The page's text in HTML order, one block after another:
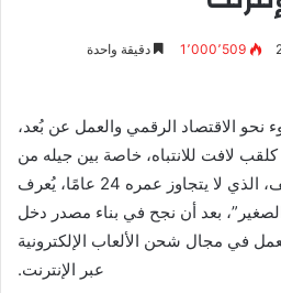
1٬000٬509 دقيقة واحدة
الاقتصاد الرقمي والعمل عن بُعد،
لافت للانتباه، خاصة بين جيله من
المراهقين والشباب. يوسف، الذي لا يتجاوز عمره 24 عامًا، يُعرف
الصغير”، بعد أن نجح في بناء مصدر دخل
في مجال شحن الألعاب الإلكترونية
عبر الإنترنت.